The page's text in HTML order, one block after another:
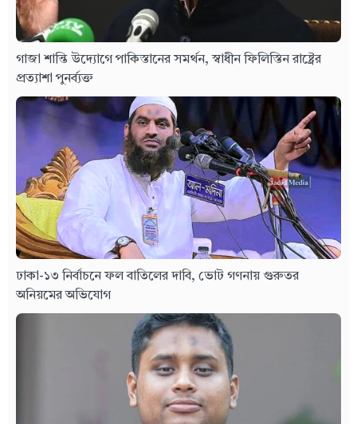
গাজা শান্তি উদ্যোগে পাকিস্তানের সমর্থন, স্বাধীন ফিলিস্তিন রাষ্ট্রের
প্রত্যাশা পুনর্ব্যক্ত
ঢাকা-১৩ নির্বাচনে ফল বাতিলের দাবি, ভোট গণনায় গুরুতর
অনিয়মের অভিযোগ